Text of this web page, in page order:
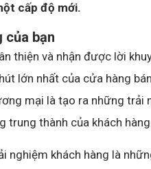
cấp độ mới.
của bạn
thiện và nhận được lời
lớn nhất của cửa hàng
mại là tạo ra những trải
trung thành của khách
nghiệm khách hàng là